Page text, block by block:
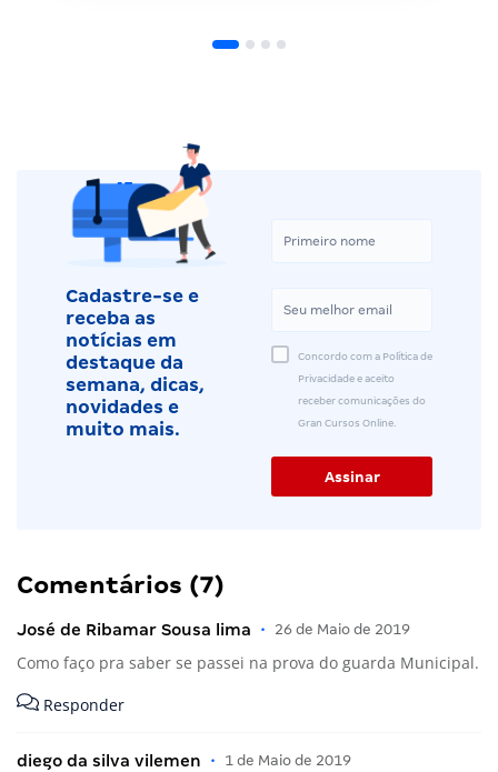
Cadastre-se e
receba as
notícias em
destaque da
semana, dicas,
novidades e
muito mais.
Concordo com a Política de
Privacidade e aceito
receber comunicações do
Gran Cursos Online.
Comentários (7)
José de Ribamar Sousa lima • 26 de Maio de 2019
Como faço pra saber se passei na prova do guarda Municipal.
Responder
diego da silva vilemen • 1 de Maio de 2019